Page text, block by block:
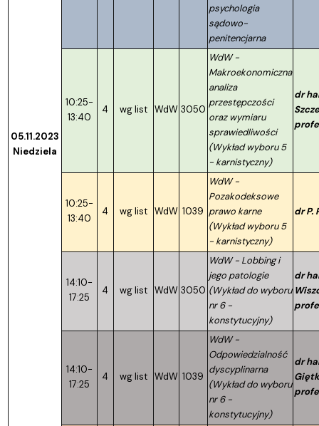
05.11.2023
Niedziela
psychologia
sądowo-
penitencjarna
10:25-
13:40
4 wg list WdW 3050
WdW -
Makroekonomiczna
analiza
przestępczości
oraz wymiaru
sprawiedliwości
(Wykład wyboru 5
- karnistyczny)
dr
10:25-
13:40
4 wg list WdW 1039
WdW -
Pozakodeksowe
prawo karne
(Wykład wyboru 5
- karnistyczny)
dr P.
14:10-
17:25
4 wg list WdW 3050
WdW - Lobbing i
jego patologie
(Wykład do wyboru
nr 6 -
konstytucyjny)
dr
14:10-
17:25
4 wg list WdW 1039
WdW -
Odpowiedzialność
dyscyplinarna
(Wykład do wyboru
nr 6 -
konstytucyjny)
dr